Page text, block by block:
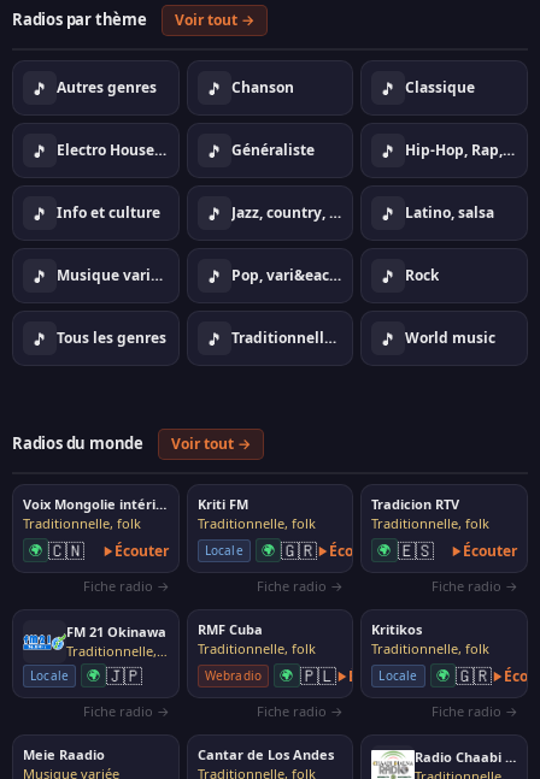
Radios par thème Voir tout →
🎵 Autres genres 🎵 Chanson 🎵 Classique
🎵 Electro House Dance 🎵 Généraliste 🎵 Hip-Hop, Rap, Urban
🎵 Info et culture 🎵 Jazz, country, ambiance 🎵 Latino, salsa
🎵 Musique vari&eacute;e 🎵 Pop, vari&eacute;t&eacute; 🎵 Rock
🎵 Tous les genres 🎵 Traditionnelle, folk 🎵 World music
Radios du monde Voir tout →
Voix Mongolie intérieure
Traditionnelle, folk
🌍 🇨🇳 Écouter
Fiche radio →
Kriti FM
Traditionnelle, folk
Locale 🌍 🇬🇷 Écouter
Fiche radio →
Tradicion RTV
Traditionnelle, folk
🌍 🇪🇸 Écouter
Fiche radio →
FM 21 Okinawa
Traditionnelle, folk
Locale 🌍 🇯🇵
Fiche radio →
RMF Cuba
Traditionnelle, folk
Webradio 🌍 🇵🇱 Écouter
Fiche radio →
Kritikos
Traditionnelle, folk
Locale 🌍 🇬🇷
Fiche radio →
Meie Raadio
Musique variée
Cantar de Los Andes
Traditionnelle, folk
Radio Chaabi Dialna